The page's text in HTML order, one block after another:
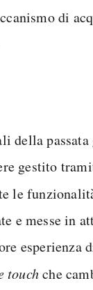
di
passata
gestito
le
e messe in
esperienza
touchche